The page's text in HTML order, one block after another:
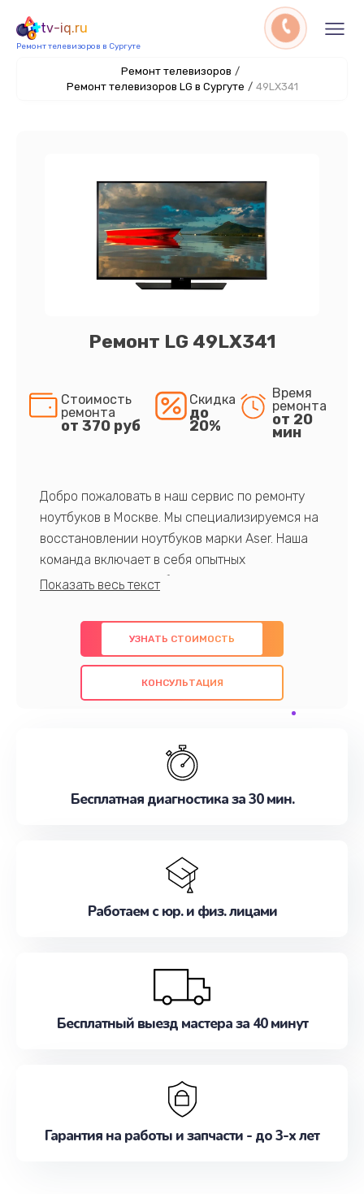
tv-iq.ru
Ремонт телевизоров в Сургуте
Ремонт телевизоров /
Ремонт телевизоров LG в Сургуте / 49LX341
Ремонт LG 49LX341
Стоимость
ремонта
от 370 руб
Скидка
до
20%
Время
ремонта
от 20
мин
Добро пожаловать в наш сервис по ремонту
ноутбуков в Москве. Мы специализируемся на
восстановлении ноутбуков марки Aser. Наша
команда включает в себя опытных
профессионалов с обширными знаниями и
предлагаем быстрый и качественный ремонт с
использованием оригинальных компонентов, а
также гарантируем качество всех
проведенных работ. Наша цель - предоставить
наилучшим образом. Не медлите записаться на
УЗНАТЬ СТОИМОСТЬ
КОНСУЛЬТАЦИЯ
Бесплатная диагностика за 30 мин.
Работаем с юр. и физ. лицами
Бесплатный выезд мастера за 40 минут
Гарантия на работы и запчасти - до 3-х лет